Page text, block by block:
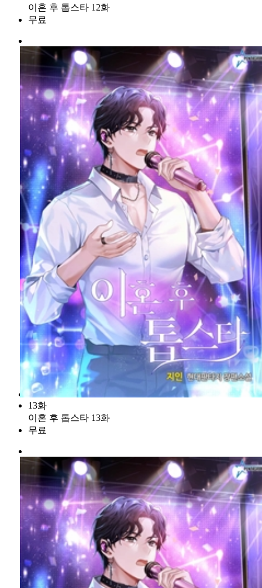
이혼 후 톱스타 12화
무료
13화
이혼 후 톱스타 13화
무료